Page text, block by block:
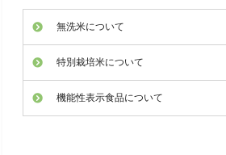
無洗米について
特別栽培米について
機能性表示食品について